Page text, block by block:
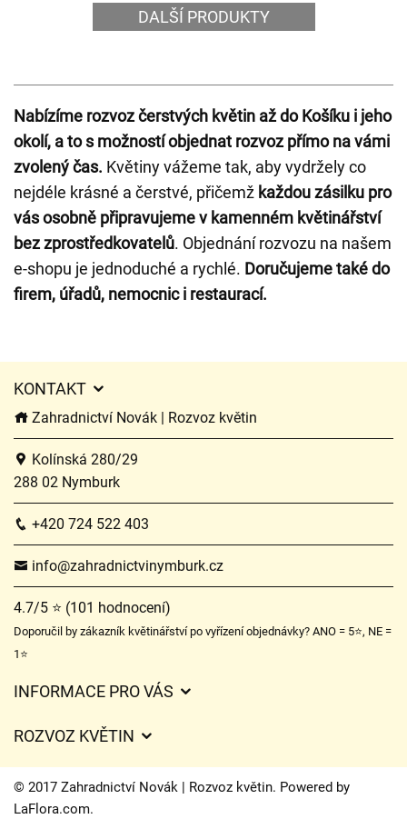
DALŠÍ PRODUKTY
Nabízíme rozvoz čerstvých květin až do Košíku i jeho
okolí, a to s možností objednat rozvoz přímo na vámi
zvolený čas. Květiny vážeme tak, aby vydržely co
nejdéle krásné a čerstvé, přičemž každou zásilku pro
vás osobně připravujeme v kamenném květinářství
bez zprostředkovatelů. Objednání rozvozu na našem
e-shopu je jednoduché a rychlé. Doručujeme také do
firem, úřadů, nemocnic i restaurací.
KONTAKT
Zahradnictví Novák | Rozvoz květin
Kolínská 280/29
288 02 Nymburk
+420 724 522 403
info@zahradnictvinymburk.cz
4.7/5 ⭐ (101 hodnocení)
Doporučil by zákazník květinářství po vyřízení objednávky? ANO = 5⭐, NE =
1⭐
INFORMACE PRO VÁS
Často kladené dotazy
O nás
ROZVOZ KVĚTIN
Ceny za doručení
Kam doručujeme květiny
© 2017 Zahradnictví Novák | Rozvoz květin. Powered by
LaFlora.com.